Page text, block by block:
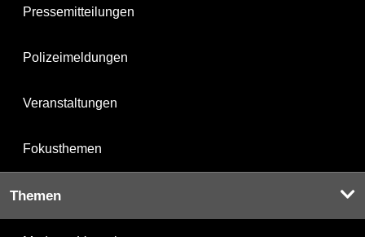
Pressemitteilungen
Polizeimeldungen
Veranstaltungen
Fokusthemen
Themen